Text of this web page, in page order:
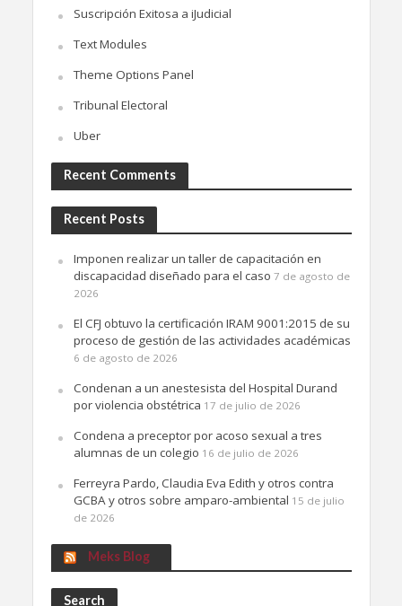
Suscripción Exitosa a iJudicial
Text Modules
Theme Options Panel
Tribunal Electoral
Uber
Recent Comments
Recent Posts
Imponen realizar un taller de capacitación en
discapacidad diseñado para el caso 7 de agosto de
2026
El CFJ obtuvo la certificación IRAM 9001:2015 de su
proceso de gestión de las actividades académicas
6 de agosto de 2026
Condenan a un anestesista del Hospital Durand
por violencia obstétrica 17 de julio de 2026
Condena a preceptor por acoso sexual a tres
alumnas de un colegio 16 de julio de 2026
Ferreyra Pardo, Claudia Eva Edith y otros contra
GCBA y otros sobre amparo-ambiental 15 de julio
de 2026
Meks Blog
Search